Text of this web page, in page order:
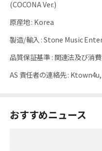
(COCONA Ver.)
原産地: Korea
製造/輸入 :Stone Music
品質保証基準: 関連法及び消
AS 責任者の連絡先:
おすすめニュース